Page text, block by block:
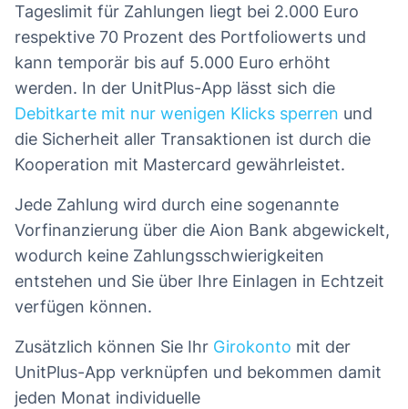
Tageslimit für Zahlungen liegt bei 2.000 Euro
respektive 70 Prozent des Portfoliowerts und
kann temporär bis auf 5.000 Euro erhöht
werden. In der UnitPlus-App lässt sich die
Debitkarte mit nur wenigen Klicks sperren und
die Sicherheit aller Transaktionen ist durch die
Kooperation mit Mastercard gewährleistet.
Jede Zahlung wird durch eine sogenannte
Vorfinanzierung über die Aion Bank abgewickelt,
wodurch keine Zahlungsschwierigkeiten
entstehen und Sie über Ihre Einlagen in Echtzeit
verfügen können.
Zusätzlich können Sie Ihr Girokonto mit der
UnitPlus-App verknüpfen und bekommen damit
jeden Monat individuelle